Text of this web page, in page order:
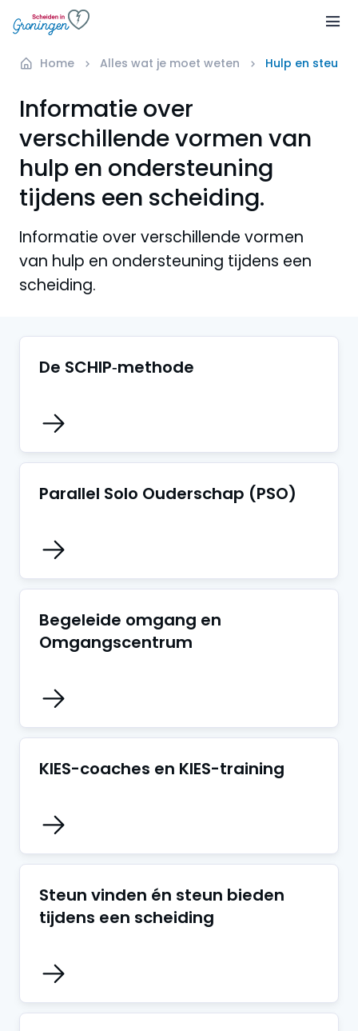
Home Alles wat je moet weten Hulp en steun
Informatie over
verschillende vormen van
hulp en ondersteuning
tijdens een scheiding.
Informatie over verschillende vormen
van hulp en ondersteuning tijdens een
scheiding.
De SCHIP‑methode
Parallel Solo Ouderschap (PSO)
Begeleide omgang en
Omgangscentrum
KIES-coaches en KIES-training
Steun vinden én steun bieden
tijdens een scheiding